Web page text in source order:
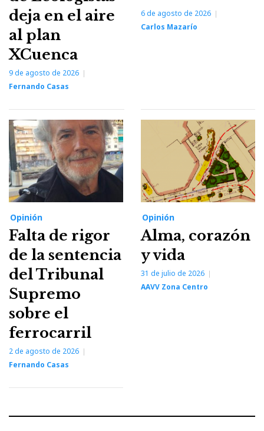
deja en el aire
al plan
XCuenca
9 de agosto de 2026
Fernando Casas
6 de agosto de 2026
Carlos Mazarío
Opinión
Falta de rigor
de la sentencia
del Tribunal
Supremo
sobre el
ferrocarril
2 de agosto de 2026
Fernando Casas
Opinión
Alma, corazón
y vida
31 de julio de 2026
AAVV Zona Centro